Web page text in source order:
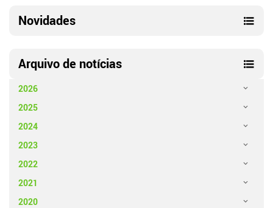
Novidades
Arquivo de notícias
2026
2025
2024
2023
2022
2021
2020